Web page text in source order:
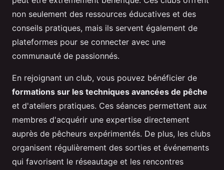
non seulement des ressources éducatives et des
conseils pratiques, mais ils servent également de
plateformes pour se connecter avec une
communauté de passionnés.
En rejoignant un club, vous pouvez bénéficier de
formations sur les techniques avancées de pêche
et d'ateliers pratiques. Ces séances permettent aux
membres d'acquérir une expertise directement
auprès de pêcheurs expérimentés. De plus, les clubs
organisent régulièrement des sorties et événements
qui favorisent le réseautage et les rencontres